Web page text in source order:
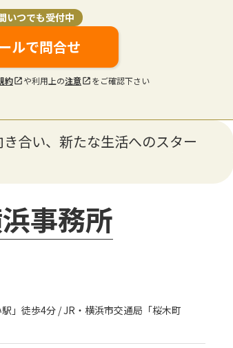
いつでも受付中
ルで問合せ
約 や利用上の注意 をご確認下さい
合い、新たな生活へのスター
事務所
」徒歩4分 / JR・横浜市交通局「桜木町